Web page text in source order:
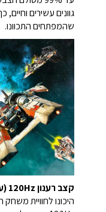
גוונים עשירים
שהמפתחים התכוונו.
קצב רענון 120Hz (עם אפשרות המהרה ל‑144Hz)
היכונו לחוויית